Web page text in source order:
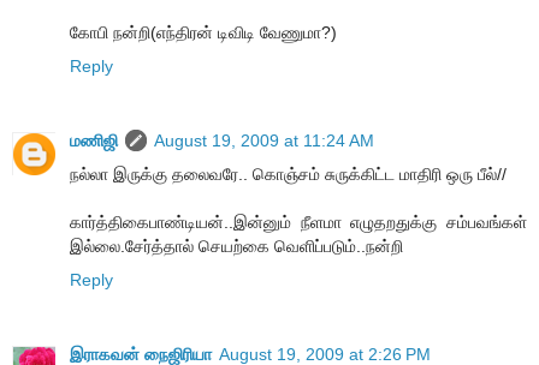
கோபி நன்றி(எந்திரன் டிவிடி வேணுமா?)
Reply
மணிஜி
August 19, 2009 at 11:24 AM
நல்லா இருக்கு தலைவரே.. கொஞ்சம் சுருக்கிட்ட மாதிரி ஒரு பீல்//
கார்த்திகைபாண்டியன்..இன்னும் நீளமா எழுதறதுக்கு சம்பவங்கள்
இல்லை.சேர்த்தால் செயற்கை வெளிப்படும்..நன்றி
Reply
இராகவன் நைஜிரியா August 19, 2009 at 2:26 PM